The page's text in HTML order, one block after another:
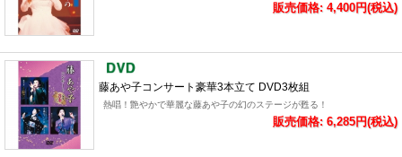
販売価格: 4,400円(税込)
藤あや子コンサート豪華3本立て DVD3枚組
熱唱！艶やかで華麗な藤あや子の幻のステージが甦る！
販売価格: 6,285円(税込)